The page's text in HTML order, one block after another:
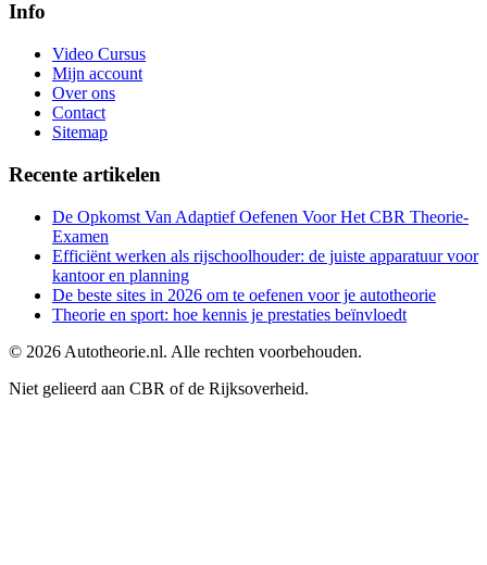
Info
Video Cursus
Mijn account
Over ons
Contact
Sitemap
Recente artikelen
De Opkomst Van Adaptief Oefenen Voor Het CBR Theorie-
Examen
Efficiënt werken als rijschoolhouder: de juiste apparatuur voor
kantoor en planning
De beste sites in 2026 om te oefenen voor je autotheorie
Theorie en sport: hoe kennis je prestaties beïnvloedt
© 2026 Autotheorie.nl. Alle rechten voorbehouden.
Niet gelieerd aan CBR of de Rijksoverheid.